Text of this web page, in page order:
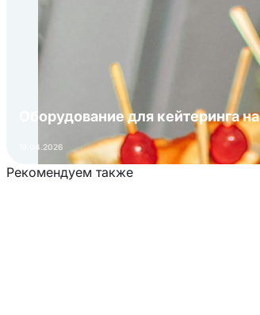
Оборудование для кейтеринга
16.04.2026
Рекомендуем также